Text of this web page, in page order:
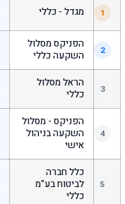
1 מגדל - כללי
2
הפניקס מסלול
השקעה כללי
3
הראל מסלול
כללי
4
הפניקס - מסלול
השקעה בניהול
אישי
5
כלל חברה
לביטוח בע"מ
כללי